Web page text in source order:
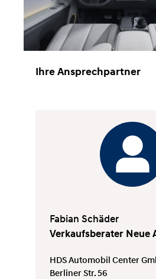
Ihre Ansprechpartner
Fabian Schäder
Verkaufsberater Neue
HDS Automobil Center
Berliner Str. 56